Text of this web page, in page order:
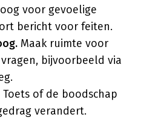
voor gevoelige
bericht voor feiten.
Maak ruimte voor
bijvoorbeeld via
Toets of de boodschap
verandert.